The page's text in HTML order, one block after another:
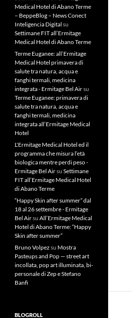
Medical Hotel di Abano Terme
– BeppeBlog – News Conect
Inteligencia Digital su
Settimane FIT all’Ermitage
Medical Hotel di Abano Terme
Terme Euganee: all’Ermitage
Medical Hotel primavera di
salute tra natura, acqua e
fanghi termali, medicina
integrata - Ermitage Bel Airsu
Terme Euganee: primavera di
salute tra natura, acqua e
fanghi termali, medicina
integrata all’Ermitage Medical
Hotel
L'Ermitage Medical Hotel ed il
programma che misura l’età
biologica mentre perdi peso -
Ermitage Bel Airsu Settimane
FIT all’Ermitage Medical Hotel
di Abano Terme
“Happy Skin after summer” dal
18 al 26 settembre - Ermitage
Bel Airsu All’Ermitage Medical
Hotel di Abano Terme: “Happy
Skin after summer”
Bruno Volpez su Mostra
Pasteups and Pop — street art
incollata, pop art illuminata, bi-
personale di Zep e Stefano
Banfi
BLOGROLL